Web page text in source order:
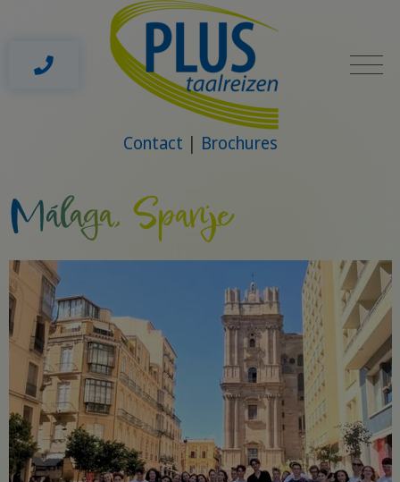
Contact Brochures
Málaga, Spanje